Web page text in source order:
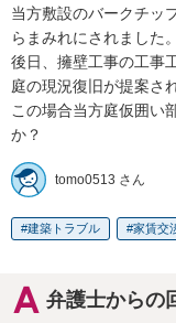
当方敷設のバークチッ
らまみれにされました。
後日、擁壁工事の工事
庭の現況復旧が提案さ
この場合当方庭仮囲い
か？
tomo0513 さん
建築トラブル 家賃交
弁護士からの